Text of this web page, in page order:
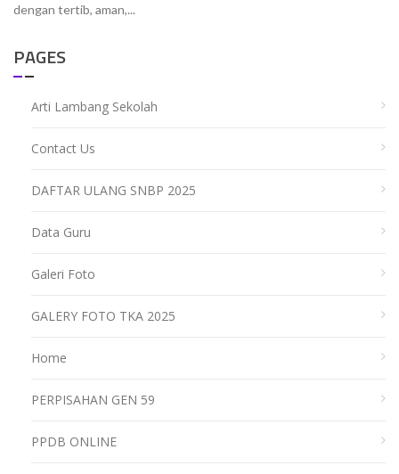
dengan tertib, aman,...
PAGES
Arti Lambang Sekolah
Contact Us
DAFTAR ULANG SNBP 2025
Data Guru
Galeri Foto
GALERY FOTO TKA 2025
Home
PERPISAHAN GEN 59
PPDB ONLINE